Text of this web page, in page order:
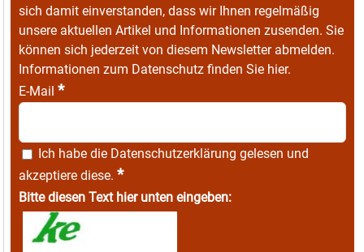
sich damit einverstanden, dass wir Ihnen regelmäßig
unsere aktuellen Artikel und Informationen zusenden. Sie
können sich jederzeit von diesem Newsletter abmelden.
Informationen zum Datenschutz finden Sie hier.
E-Mail *
Ich habe die Datenschutzerklärung gelesen und
akzeptiere diese. *
Bitte diesen Text hier unten eingeben: